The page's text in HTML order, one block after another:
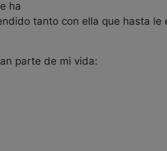
ha
tanto con ella que hasta le
parte de mi vida: